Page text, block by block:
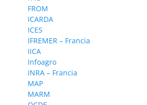
FROM
ICARDA
ICES
IFREMER – Francia
IICA
Infoagro
INRA – Francia
MAP
MARM